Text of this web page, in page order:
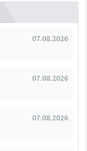
07.08.2026
07.08.2026
07.08.2026